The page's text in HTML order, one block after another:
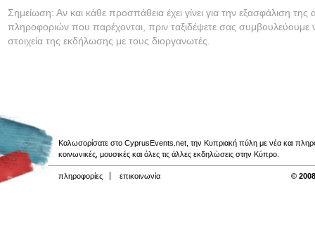
Σημείωση: Αν και κάθε προσπάθεια έχει γίνει για την εξασφάλιση της
πληροφοριών που παρέχονται, πριν ταξιδέψετε σας συμβουλεύουμε
στοιχεία της εκδήλωσης με τους διοργανωτές.
Καλωσορίσατε στο CyprusEvents.net, την Κυπριακή πύλη με νέα και
κοινωνικές, μουσικές και όλες τις άλλες εκδηλώσεις στην Κύπρο.
πληροφορίες επικοινωνία ©